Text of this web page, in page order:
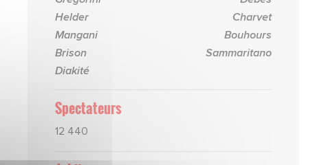
Helder
Mangani
Brison
Diakité
Charvet
Bouhours
Sammaritano
Spectateurs
12 440